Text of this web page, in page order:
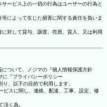
ービス上の一切の行為はユーザーの行為と
によって生じた損害に関する責任を負いま
対して貸与、譲渡、売買、質入、又は利用
ついて、ノジマの『個人情報保護方針
に『プライバシーポリシー
り、以下の目的で利用します。
ビスに関し、連絡、配達、工事、設定、修
頂く為。